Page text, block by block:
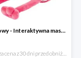
Hit cenowy - Interaktywna maskotka z efektami dźwiękowymi
*najniższa cena z 30 dni przed obniżką